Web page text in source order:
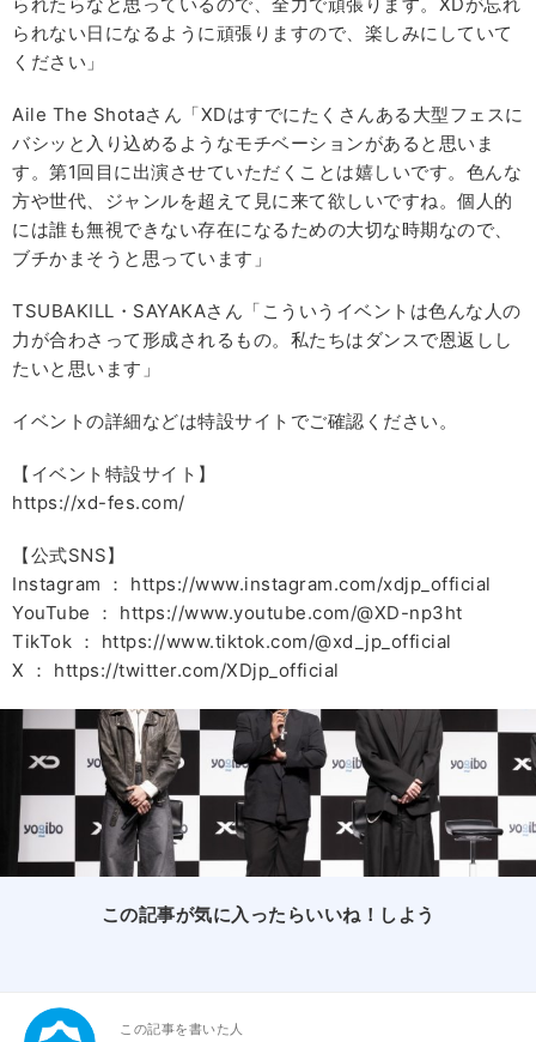
られない日になるように頑張りますので、楽しみにしていて
ください」
Aile The Shotaさん「XDはすでにたくさんある大型フェスに
バシッと入り込めるようなモチベーションがあると思いま
す。第1回目に出演させていただくことは嬉しいです。色んな
方や世代、ジャンルを超えて見に来て欲しいですね。個人的
には誰も無視できない存在になるための大切な時期なので、
ブチかまそうと思っています」
TSUBAKILL・SAYAKAさん「こういうイベントは色んな人の
力が合わさって形成されるもの。私たちはダンスで恩返しし
たいと思います」
イベントの詳細などは特設サイトでご確認ください。
【イベント特設サイト】
https://xd-fes.com/
【公式SNS】
Instagram ： https://www.instagram.com/xdjp_official
YouTube ： https://www.youtube.com/@XD-np3ht
TikTok ： https://www.tiktok.com/@xd_jp_official
X ： https://twitter.com/XDjp_official
この記事が気に入ったらいいね！しよう
この記事を書いた人